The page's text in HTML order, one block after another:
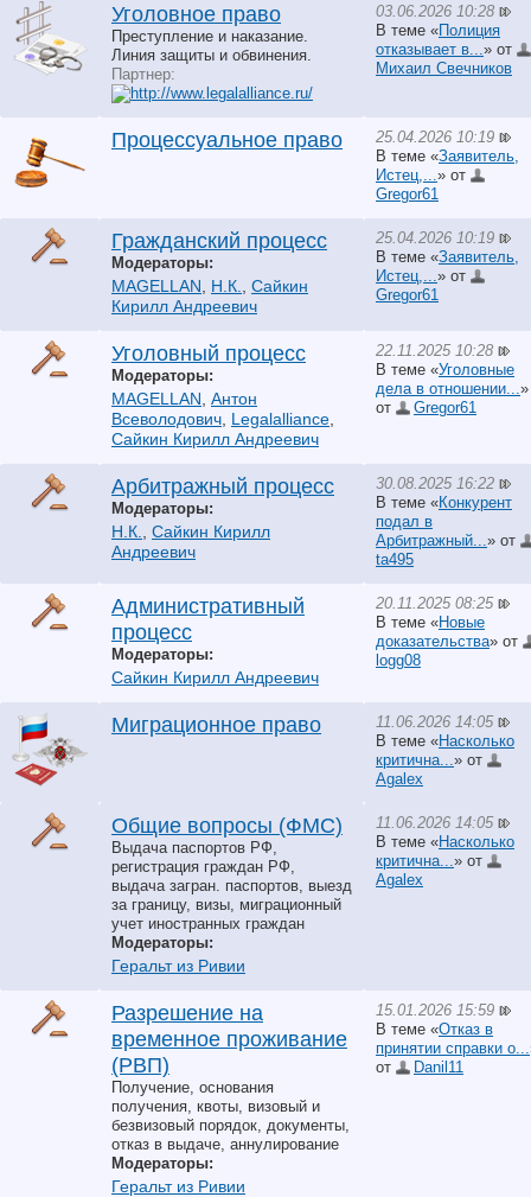
Уголовное право
Преступление и наказание.
Линия защиты и обвинения.
Партнер:
03.06.2026 10:28
В теме «Полиция
отказывает в... » от
Михаил Свечников
Процессуальное право
25.04.2026 10:19
В теме «Заявитель,
Истец,... » от
Gregor61
Гражданский процесс
Модераторы:
MAGELLAN Н.К.
Сайкин
Кирилл Андреевич
25.04.2026 10:19
В теме «Заявитель,
Истец,... » от
Gregor61
Уголовный процесс
Модераторы:
MAGELLAN Антон
Всеволодович Legalalliance
Сайкин Кирилл Андреевич
22.11.2025 10:28
В теме «Уголовные
дела в отношении... »
от
Gregor61
Арбитражный процесс
Модераторы:
Н.К.
Сайкин Кирилл
Андреевич
30.08.2025 16:22
В теме «Конкурент
подал в
Арбитражный... » от
ta495
Административный
процесс
Модераторы:
Сайкин Кирилл Андреевич
20.11.2025 08:25
В теме «Новые
доказательства» от
logg08
Миграционное право
11.06.2026 14:05
В теме «Насколько
критична... » от
Agalex
Общие вопросы (ФМС)
Выдача паспортов РФ,
регистрация граждан РФ,
выдача загран. паспортов, выезд
за границу, визы, миграционный
учет иностранных граждан
Модераторы:
Геральт из Ривии
11.06.2026 14:05
В теме «Насколько
критична... » от
Agalex
Разрешение на
временное проживание
(РВП)
Получение, основания
получения, квоты, визовый и
безвизовый порядок, документы,
отказ в выдаче, аннулирование
Модераторы:
Геральт из Ривии
15.01.2026 15:59
В теме «Отказ в
принятии справки о...
от
Danil11